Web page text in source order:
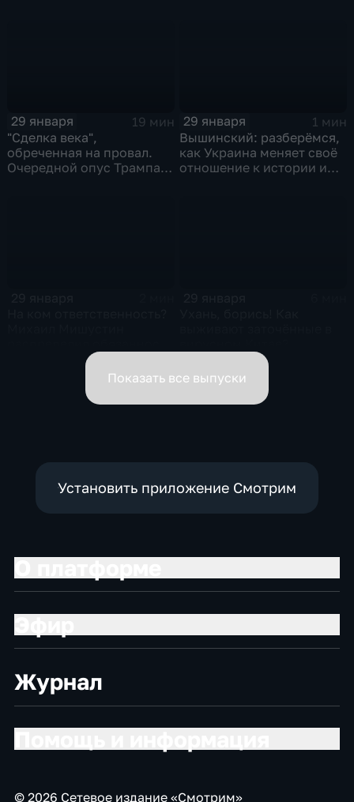
29 января
19 мин
"Сделка века",
обреченная на провал.
Очередной опус Трампа.
29 января
1 мин
Вышинский: разберёмся,
как Украина меняет своё
отношение к истории и
вице-премьеров
Показать все выпуски
Установить приложение Смотрим
Журнал
© 2026 Сетевое издание «Смотрим»